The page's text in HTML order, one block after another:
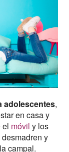
adolescentes,
en casa y
el móvil y los
y
campal.